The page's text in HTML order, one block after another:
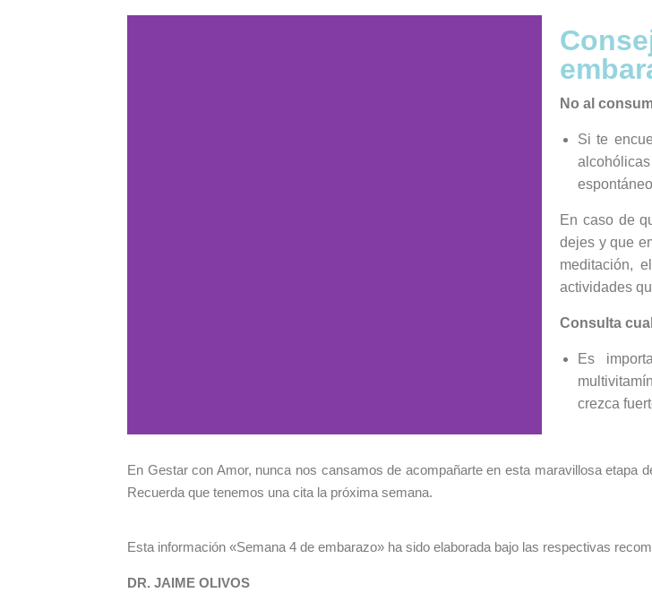
No al
Si te
En caso de
dejes y que
meditación,
actividades
Consulta
Es
crezca
En Gestar con Amor, nunca nos cansamos de acompañarte en esta maravillosa etapa
Recuerda que tenemos una cita la próxima semana.
Esta información «Semana 4 de embarazo» ha sido elaborada bajo las respectivas
DR. JAIME OLIVOS